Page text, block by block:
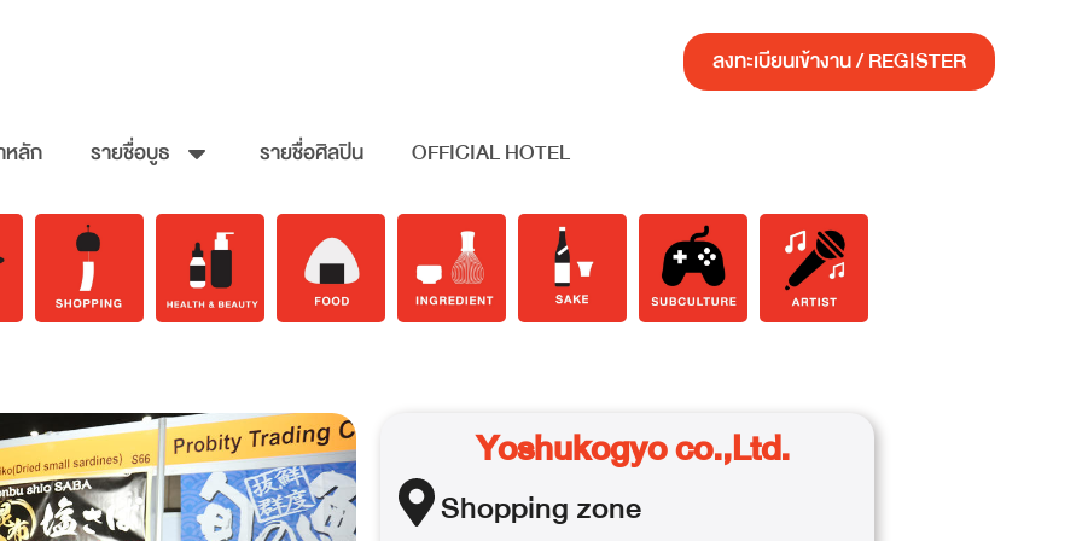
ลงทะเบียนเข้างาน / REGISTER
ลัก รายชื่อบูธ รายชื่อศิลปิน OFFICIAL HOTEL
Yoshukogyo co.,Ltd.
Shoppingzone